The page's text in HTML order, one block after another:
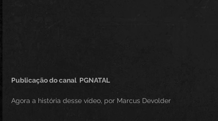
Publicação do canal  PGNATAL
Agora a história desse vídeo, por Marcus Devolder